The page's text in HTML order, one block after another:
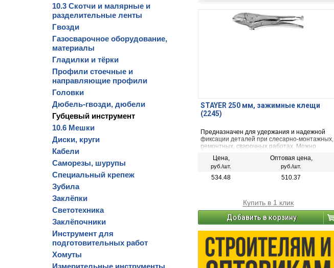
10.3 Скотчи и малярные и
разделительные ленты
Гвозди
Газосварочное оборудование,
материалы
Гладилки и тёрки
Профили стоечные и
направляющие профили
Головки
Дюбель-гвозди, дюбели
Губцевый инструмент
10.6 Мешки
Диски, круги
Кабели
Саморезы, шурупы
Специальный крепеж
Зубила
Заклёпки
Светотехника
Заклёпочники
Инструмент для
подготовительных работ
Хомуты
Измерительные инструменты
STAYER 250 мм, зажимные клещи
(2245)
Предназначен для удержания и надежной
фиксации деталей при слесарно-монтажных,
ремонтных, сварочных работах. Можно
разводного ключа.
Цена,
руб./шт.
Оптовая цена,
руб./шт.
534.48 510.37
Купить в 1 клик
Добавить в корзину